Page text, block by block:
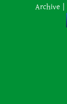
Archive |